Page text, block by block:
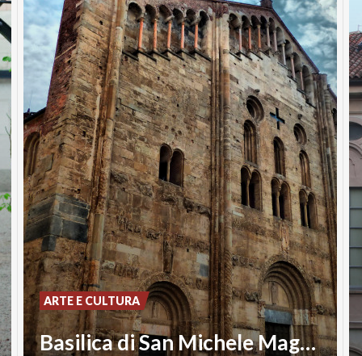
Basilica di San Michele Maggiore
ARTE E CULTURA